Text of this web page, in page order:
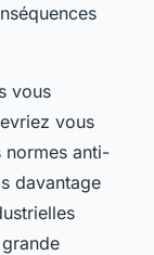
vous
vous
anti-
davantage